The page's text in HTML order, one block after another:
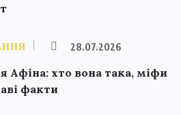
28.07.2026
Афіна: хто вона така, міфи
факти